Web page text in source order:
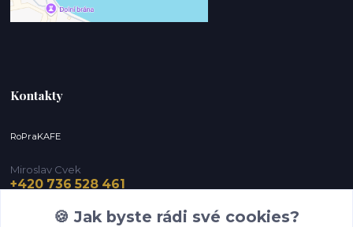
Kontakty
RoPraKAFE
Miroslav Cvek
+420 736 528 461
🍪 Jak byste rádi své cookies?